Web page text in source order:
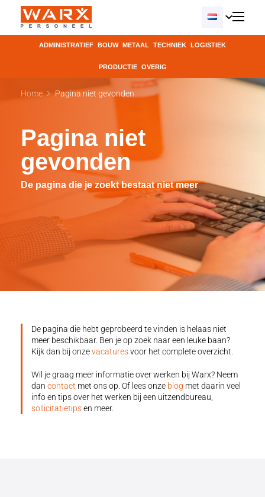
ADMINISTRATIEF BOUW METAAL TECHNIEK LOGISTIEK
PRODUCTIE OVERIG
Home Pagina niet gevonden
Pagina niet
gevonden
De pagina die je zoekt bestaat niet meer
De pagina die hebt geprobeerd te vinden is helaas niet
meer beschikbaar. Ben je op zoek naar een leuke baan?
Kijk dan bij onzevacaturesvoor het complete overzicht.
Wil je graag meer informatie over werken bij Warx? Neem
dan contact met ons op. Of lees onze blog met daarin veel
info en tips over het werken bij een uitzendbureau,
sollicitatietipsen meer.